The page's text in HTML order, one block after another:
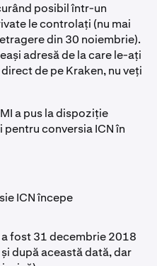
posibil într-un
le controlați (nu mai
din 30 noiembrie).
adresă de la care le-ați
de pe Kraken, nu veți
a pus la dispoziție
conversia ICN în
ICN începe
fost 31 decembrie 2018
după această dată, dar